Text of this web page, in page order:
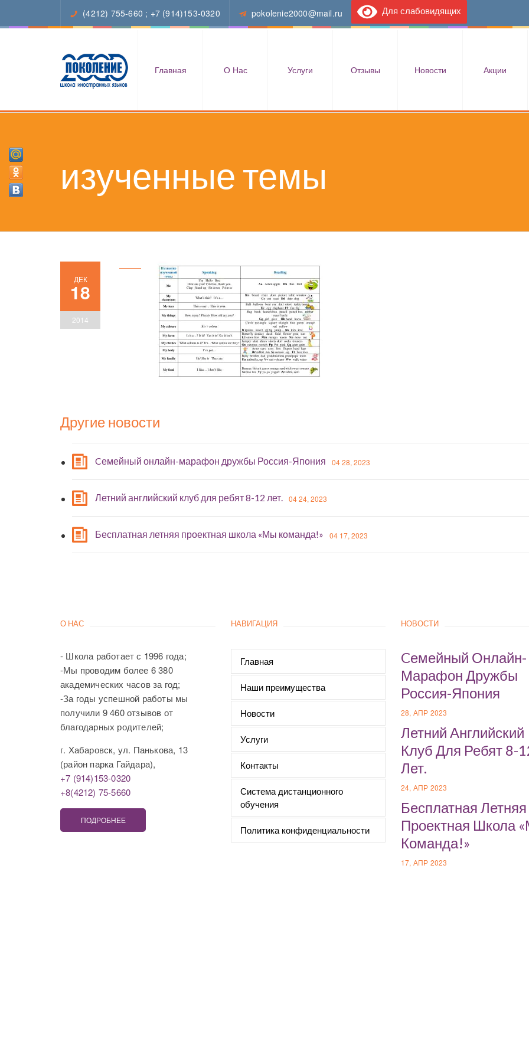
(4212) 755-660 ; +7 (914)153-0320 pokolenie2000@mail.ru Для слабовидящих
Главная О Нас Услуги Отзывы Новости Акции
изученные темы
ДЕК
18
2014
Другие новости
Cемейный онлайн-марафон дружбы Россия-Япония 04 28, 2023
Летний английский клуб для ребят 8-12 лет. 04 24, 2023
Бесплатная летняя проектная школа «Мы команда!» 04 17, 2023
О НАС
- Школа работает с 1996 года;
-Мы проводим более 6 380
академических часов за год;
-За годы успешной работы мы
получили 9 460 отзывов от
благодарных родителей;
г. Хабаровск, ул. Панькова, 13
(район парка Гайдара),
+7 (914)153-0320
+8(4212) 75-5660
ПОДРОБНЕЕ
НАВИГАЦИЯ
Главная
Наши преимущества
Новости
Услуги
Контакты
Система дистанционного
обучения
Политика конфиденциальности
НОВОСТИ
Cемейный Онлайн-
Марафон Дружбы
Россия-Япония
28, АПР 2023
Летний Английский
Клуб Для Ребят 8-
Лет.
24, АПР 2023
Бесплатная Летняя
Проектная Школа
Команда!»
17, АПР 2023